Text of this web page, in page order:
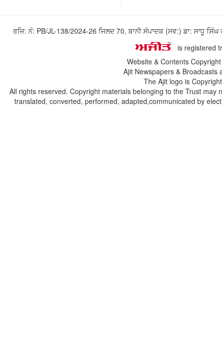
ਰਜਿ: ਨੰ: PB/JL-138/2024-26 ਜਿਲਦ 70, ਬਾਨੀ ਸੰਪਾਦਕ (ਸਵ:) ਡਾ: ਸਾਧੂ
is registered
Website & Contents
Ajit Newspapers &
The Ajit logo is
All rights reserved. Copyright materials belonging to the Trust
translated, converted, performed, adapted,communicated by